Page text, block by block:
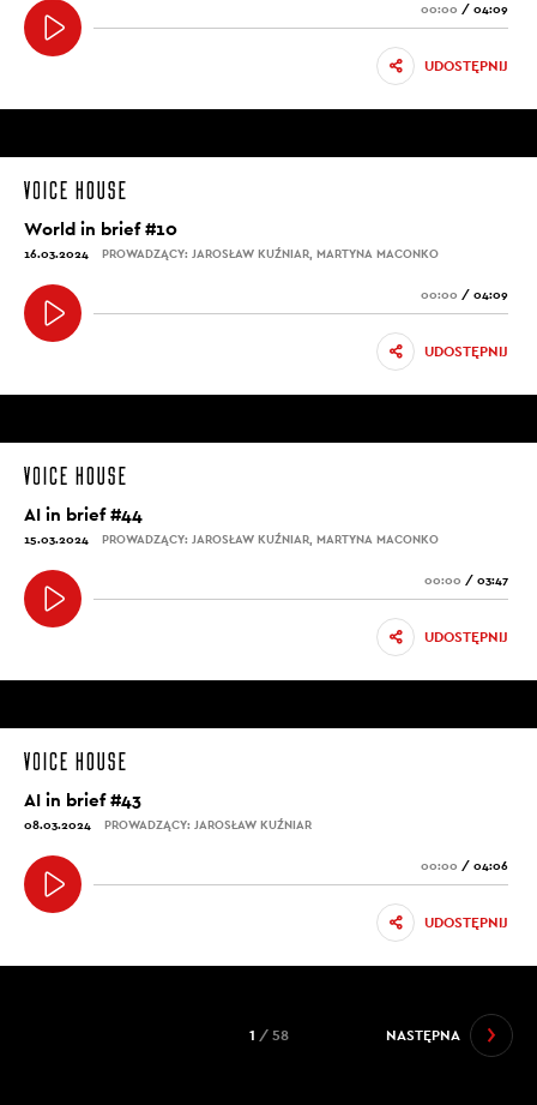
00:00 / 04:09
UDOSTĘPNIJ
World in brief #10
16.03.2024 PROWADZĄCY: JAROSŁAW KUŹNIAR, MARTYNA MACONKO
00:00 / 04:09
UDOSTĘPNIJ
AI in brief #44
15.03.2024 PROWADZĄCY: JAROSŁAW KUŹNIAR, MARTYNA MACONKO
00:00 / 03:47
UDOSTĘPNIJ
AI in brief #43
08.03.2024 PROWADZĄCY: JAROSŁAW KUŹNIAR
00:00 / 04:06
UDOSTĘPNIJ
NASTĘPNA
1 / 58